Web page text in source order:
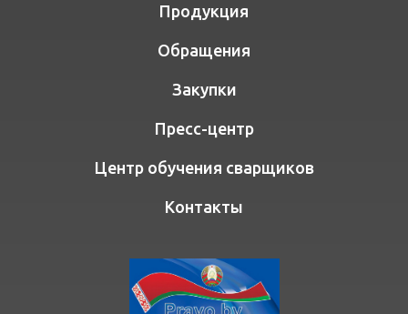
Продукция
Обращения
Закупки
Пресс-центр
Центр обучения сварщиков
Контакты